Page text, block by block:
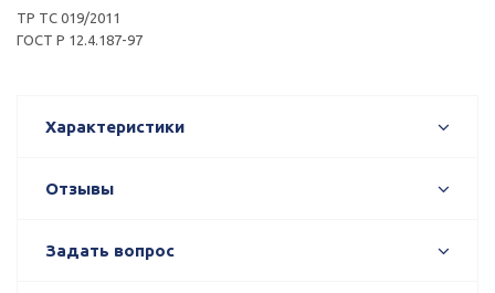
ТР ТС 019/2011
ГОСТ Р 12.4.187-97
Характеристики
Отзывы
Задать вопрос